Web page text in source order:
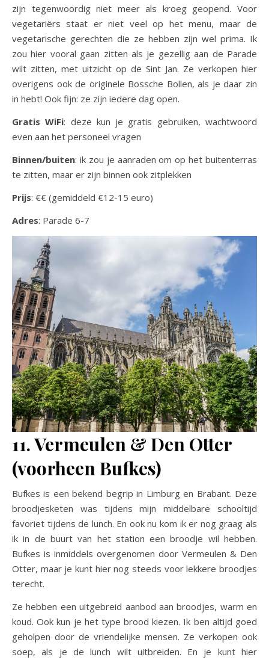
zijn tegenwoordig niet meer als kroeg geopend. Voor
vegetariërs staat er niet veel op het menu, maar de
vegetarische gerechten die ze hebben zijn wel prima. Ik
zou hier vooral gaan zitten als je gezellig aan de Parade
wilt zitten, met uitzicht op de Sint Jan. Ze verkopen hier
overigens ook de originele Bossche Bollen, als je daar zin
in hebt! Ook fijn: ze zijn iedere dag open.
Gratis WiFi: deze kun je gratis gebruiken, wachtwoord
even aan het personeel vragen
Binnen/buiten: ik zou je aanraden om op het buitenterras
te zitten, maar er zijn binnen ook zitplekken
Prijs: €€ (gemiddeld €12-15 euro)
Adres: Parade 6-7
11. Vermeulen & Den Otter
(voorheen Bufkes)
Bufkes is een bekend begrip in Limburg en Brabant. Deze
broodjesketen was tijdens mijn middelbare schooltijd
favoriet tijdens de lunch. En ook nu kom ik er nog graag als
ik in de buurt van het station een broodje wil hebben.
Bufkes is inmiddels overgenomen door Vermeulen & Den
Otter, maar je kunt hier nog steeds voor lekkere broodjes
terecht.
Ze hebben een uitgebreid aanbod aan broodjes, warm en
koud. Ook kun je het type brood kiezen. Ik ben altijd goed
geholpen door de vriendelijke mensen. Ze verkopen ook
soep, als je de lunch wilt uitbreiden. En je kunt hier